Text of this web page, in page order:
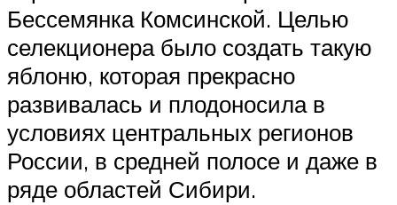
Бессемянка Комсинской. Целью
селекционера было создать такую
яблоню, которая прекрасно
развивалась и плодоносила в
условиях центральных регионов
России, в средней полосе и даже в
ряде областей Сибири.